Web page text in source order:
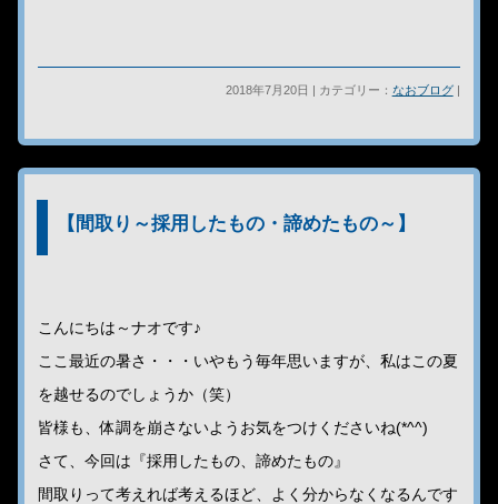
2018年7月20日 | カテゴリー： なおブログ|
【間取り～採用したもの・諦めたもの～】
こんにちは～ナオです♪
ここ最近の暑さ・・・いやもう毎年思いますが、私はこの夏
を越せるのでしょうか（笑）
皆様も、体調を崩さないようお気をつけくださいね(*^^)
さて、今回は『採用したもの、諦めたもの』
間取りって考えれば考えるほど、よく分からなくなるんです